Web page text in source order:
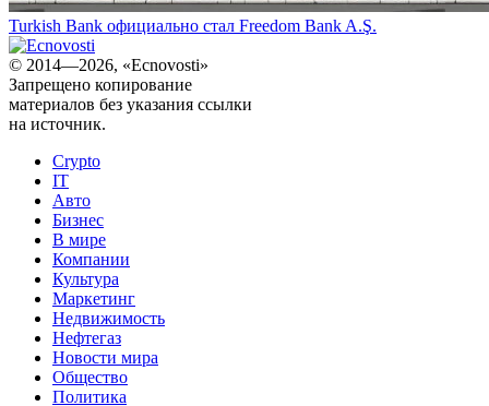
Turkish Bank официально стал Freedom Bank A.Ş.
© 2014—2026, «Ecnovosti»
Запрещено копирование
материалов без указания ссылки
на источник.
Crypto
IT
Авто
Бизнес
В мире
Компании
Культура
Маркетинг
Недвижимость
Нефтегаз
Новости мира
Общество
Политика